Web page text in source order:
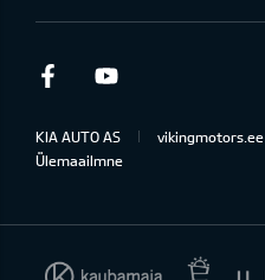
Facebook
KIA AUTO AS vikingmotors.ee
Ülemaailmne